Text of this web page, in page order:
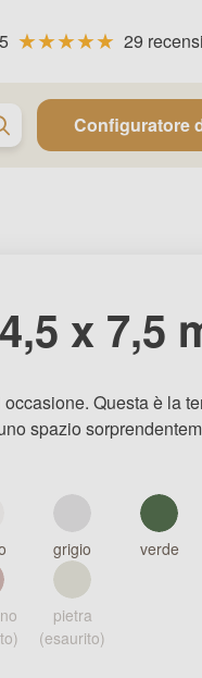
29
Configuratore
x 7,5
Questa è la
spazio
grigio verde
pietra
(esaurito)